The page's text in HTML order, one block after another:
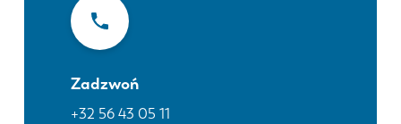
Zadzwoń
+32 56 43 05 11
Kontakt